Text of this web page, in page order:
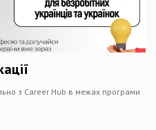
з Career Hub в межах програми